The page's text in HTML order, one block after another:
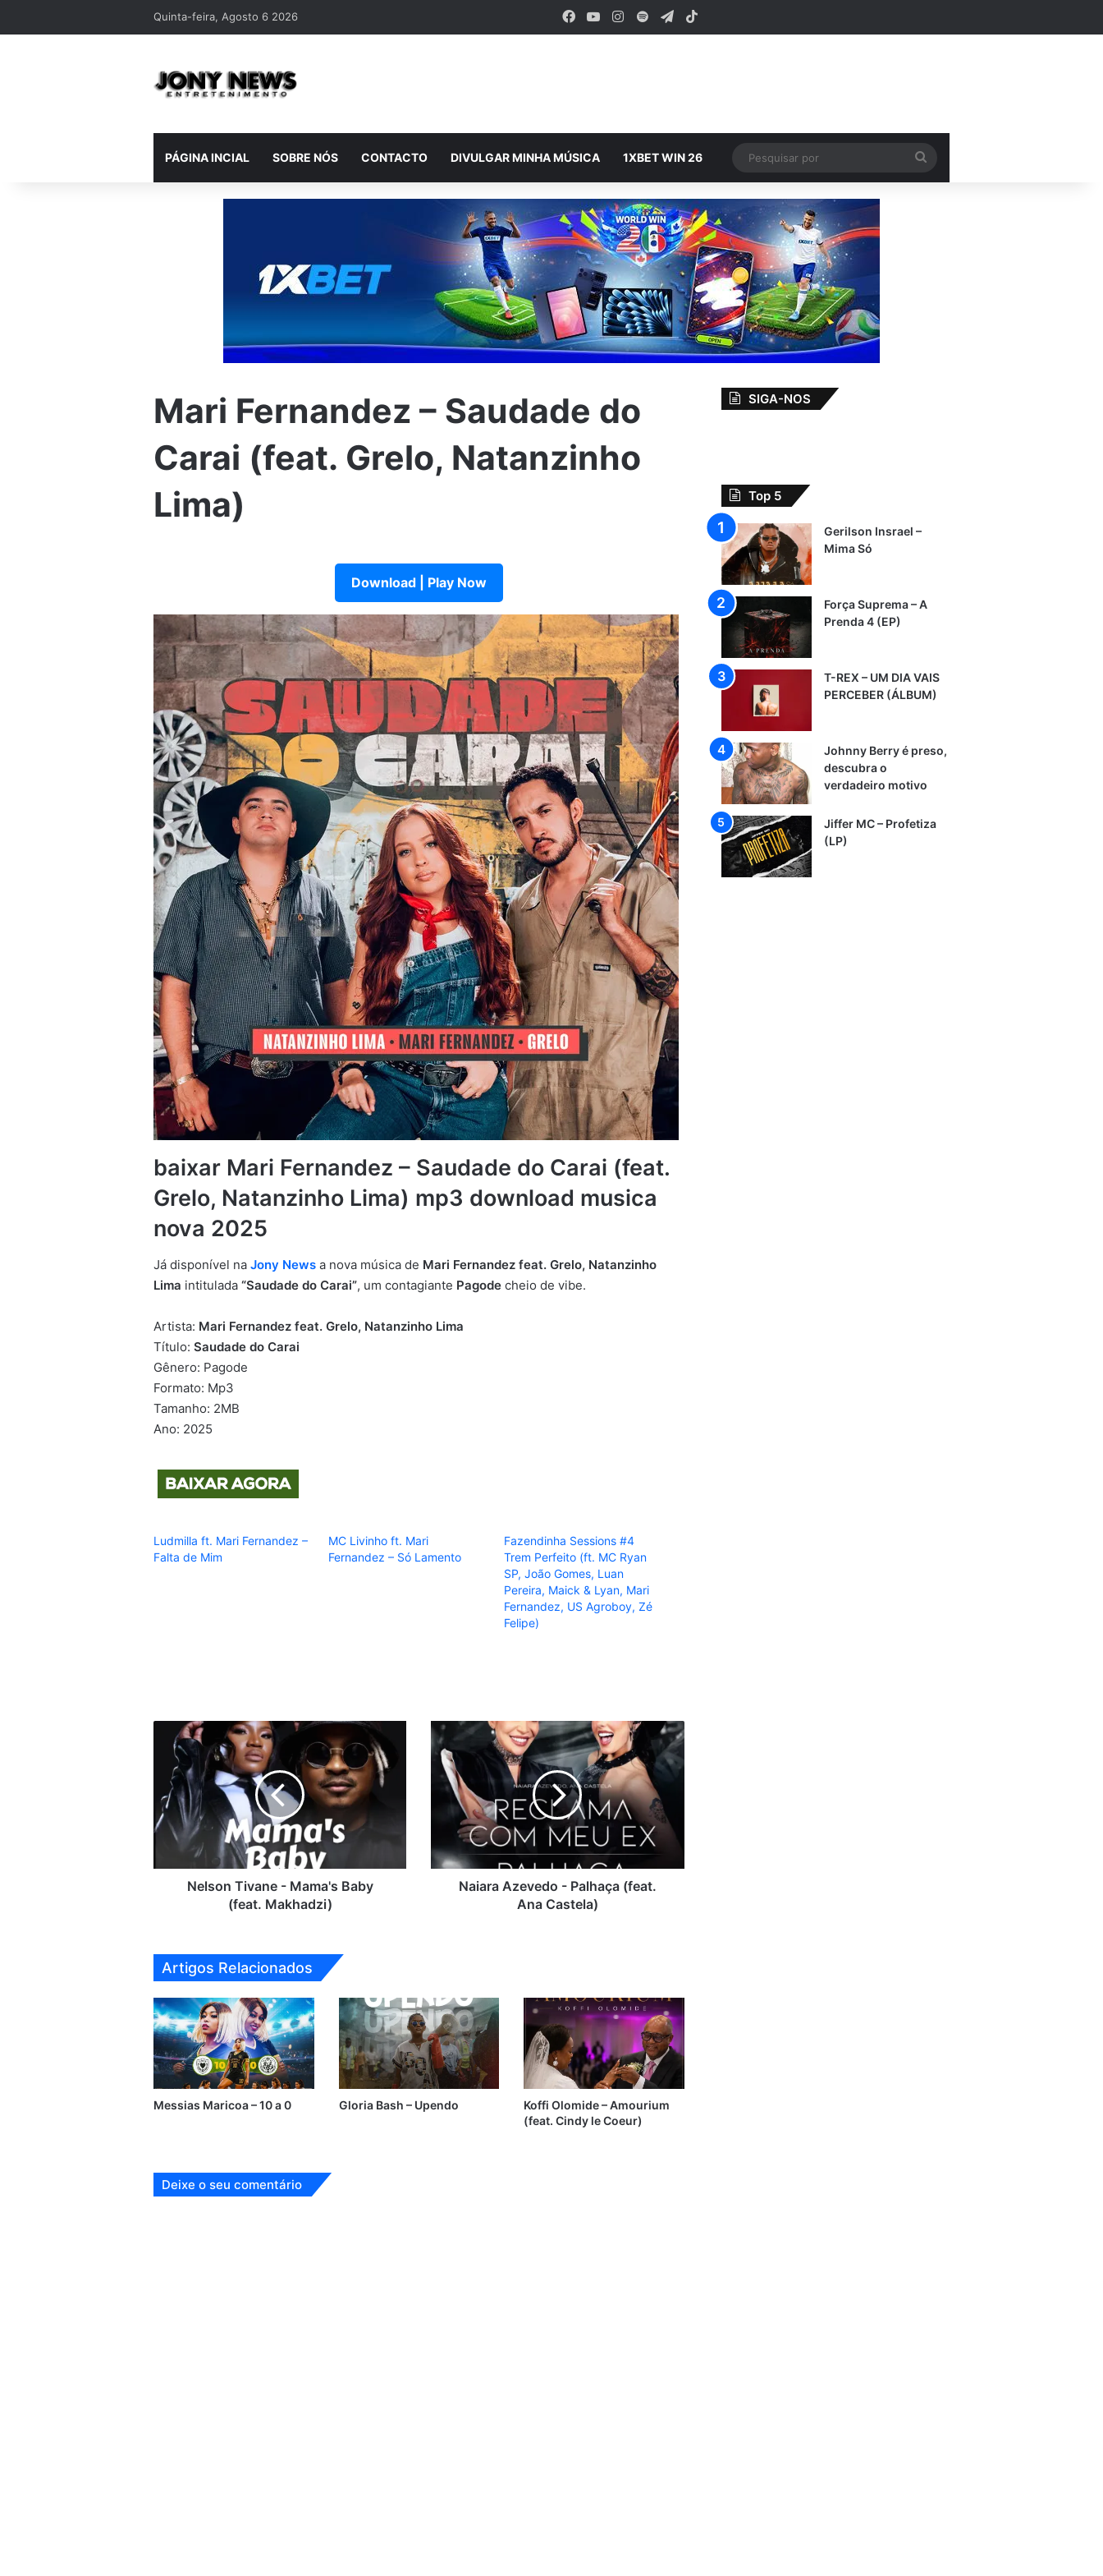
Quinta-feira, Agosto 6 2026 Facebook
YouTubeInstagram
SpotifyTelegram
TikTok
PÁGINA INCIAL SOBRE NÓS CONTACTO DIVULGAR MINHA MÚSICA 1XBET WIN 26
por
Mari Fernandez – Saudade do
Carai (feat. Grelo, Natanzinho
Lima)
Download | Play Now
baixar Mari Fernandez – Saudade do Carai (feat.
Grelo, Natanzinho Lima) mp3 download musica
nova 2025
Já disponível na Jony News a nova música de Mari Fernandez feat. Grelo, Natanzinho
Lima intitulada “Saudade do Carai”, um contagiante Pagode cheio de vibe.
Artista: Mari Fernandez feat. Grelo, Natanzinho Lima
Título: Saudade do Carai
Gênero: Pagode
Formato: Mp3
Tamanho: 2MB
Ano: 2025
Ludmilla ft. Mari Fernandez –
Falta de Mim
MC Livinho ft. Mari
Fernandez – Só Lamento
Fazendinha Sessions #4
Trem Perfeito (ft. MC Ryan
SP, João Gomes, Luan
Pereira, Maick & Lyan, Mari
Fernandez, US Agroboy, Zé
Felipe)
Nelson
Tivane
Mama's
Baby
(feat.
Makhadzi)
Nelson Tivane - Mama's Baby
(feat. Makhadzi)
Naiara
Azevedo
Palhaça
(feat.
Castela)
Naiara Azevedo - Palhaça (feat.
Ana Castela)
Artigos Relacionados
Messias Maricoa – 10 a 0 Gloria Bash – Upendo
Koffi Olomide – Amourium
(feat. Cindy le Coeur)
Deixe o seu comentário
SIGA-NOS
Top 5
Gerilson Insrael –
Mima Só
Força Suprema – A
Prenda 4 (EP)
T-REX – UM DIA VAIS
PERCEBER (ÁLBUM)
Johnny Berry é preso,
descubra o
verdadeiro motivo
Jiffer MC – Profetiza
(LP)